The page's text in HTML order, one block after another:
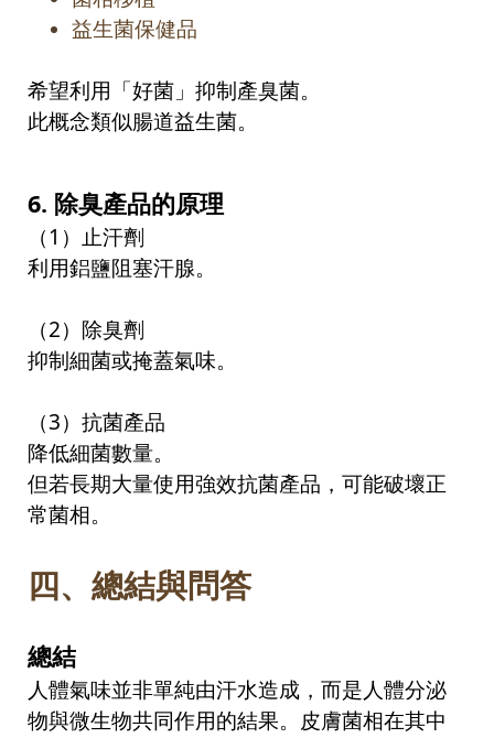
益生菌保健品
希望利用「好菌」抑制產臭菌。
此概念類似腸道益生菌。
6. 除臭產品的原理
（1 ）止汗劑
利用鋁鹽阻塞汗腺。
（2）除臭劑
抑制細菌或掩蓋氣味。
（3）抗菌產品
降低細菌數量。
但若長期大量使用強效抗菌產品，可能破壞正
常菌相。
四、 總結與問答
總結
人體氣味並非單純由汗水造成，而是人體分泌
物與微生物共同作用的結果。皮膚菌相在其中